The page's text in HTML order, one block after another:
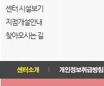
센터 시설보기
지점개설안내
찾아오시는 길